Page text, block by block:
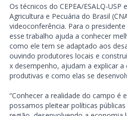
Os técnicos do CEPEA/ESALQ-USP
Agricultura e Pecuária do Brasil
videoconferência. Para o
esse trabalho ajuda a conhecer
como ele tem se adaptado aos
ouvindo produtores locais e
x desempenho, ajudam a explicar a
produtivas e como elas se
“Conhecer a realidade do campo é
possamos pleitear políticas